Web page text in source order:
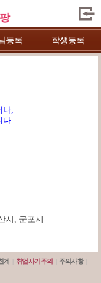
등록 학생등록
나,
다.
시 , 군포시
계 취업사기주의 주의사항